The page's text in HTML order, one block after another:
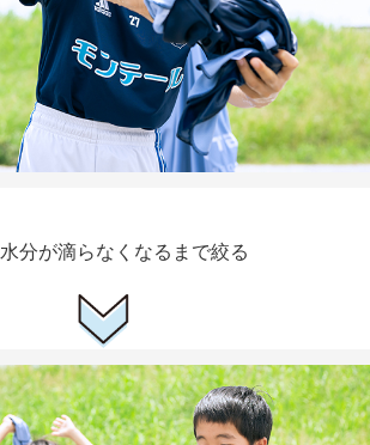
水分が滴らなくなるまで絞る